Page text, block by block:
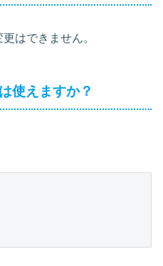
はできません。
使えますか？